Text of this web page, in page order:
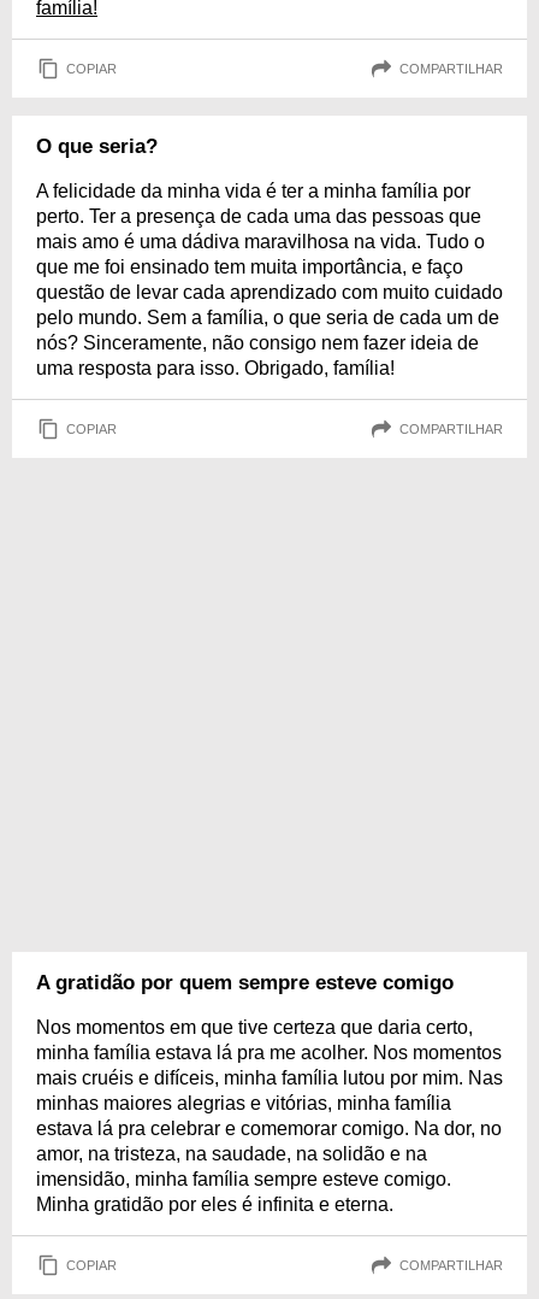
família!
COPIAR COMPARTILHAR
O que seria?
A felicidade da minha vida é ter a minha família por
perto. Ter a presença de cada uma das pessoas que
mais amo é uma dádiva maravilhosa na vida. Tudo o
que me foi ensinado tem muita importância, e faço
questão de levar cada aprendizado com muito cuidado
pelo mundo. Sem a família, o que seria de cada um de
nós? Sinceramente, não consigo nem fazer ideia de
uma resposta para isso. Obrigado, família!
COPIAR COMPARTILHAR
A gratidão por quem sempre esteve comigo
Nos momentos em que tive certeza que daria certo,
minha família estava lá pra me acolher. Nos momentos
mais cruéis e difíceis, minha família lutou por mim. Nas
minhas maiores alegrias e vitórias, minha família
estava lá pra celebrar e comemorar comigo. Na dor, no
amor, na tristeza, na saudade, na solidão e na
imensidão, minha família sempre esteve comigo.
Minha gratidão por eles é infinita e eterna.
COPIAR COMPARTILHAR